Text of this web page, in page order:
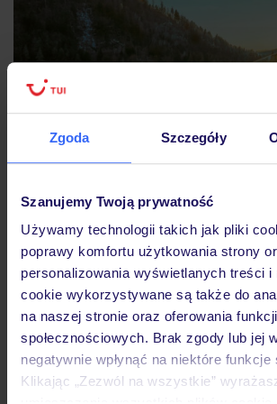
Zgoda Szczegóły
Szanujemy Twoją prywatność
Używamy technologii takich jak pliki
poprawy komfortu użytkowania strony
personalizowania wyświetlanych treści i
cookie wykorzystywane są także do
na naszej stronie oraz oferowania
społecznościowych. Brak zgody lub jej
negatywnie wpłynąć na niektóre funkcje
Klikając „Zezwól na wszystkie”
ROBINSON LANDSKRON to stylowy
wyjątkowym miejscu, bezpośrednio nad
Ossiacher See w Karyntii. Największą
jest oczywiście zapierający dech w
jezioro i otaczające je górskie krajobrazy.
czyni go jednym z najbardziej
obiektów w regionie. To doskonałe